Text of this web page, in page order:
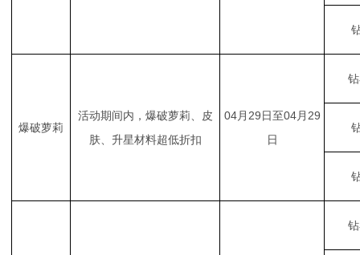
爆破萝莉
活动期间内，爆破萝莉、皮
肤、升星材料超低折扣
04月29日至04月29
日